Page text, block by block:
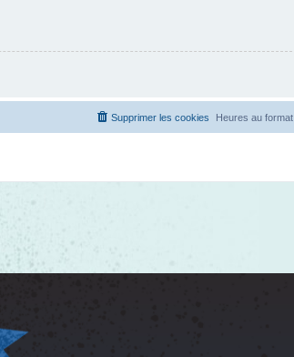
Heures au format
Supprimer les cookies